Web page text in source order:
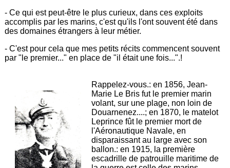
- Ce qui est peut-être le plus curieux, dans ces exploits
accomplis par les marins, c'est qu'ils l'ont souvent été dans
des domaines étrangers à leur métier.
- C'est pour cela que mes petits récits commencent souvent
par "le premier..." en place de "il était une fois...".!
Rappelez-vous.: en 1856, Jean-
Marie Le Bris fut le premier marin
volant, sur une plage, non loin de
Douarnenez....; en 1870, le matelot
Leprince fût le premier mort de
l'Aéronautique Navale, en
disparaissant au large avec son
ballon.: en 1915, la première
escadrille de patrouille maritime de